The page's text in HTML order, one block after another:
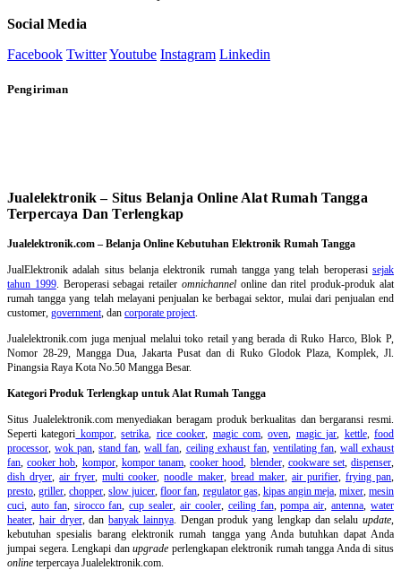
Social Media
Facebook TwitterYoutube Instagram Linkedin
Pengiriman
Jualelektronik – Situs Belanja Online Alat Rumah Tangga
Terpercaya Dan Terlengkap
Jualelektronik.com – Belanja Online Kebutuhan Elektronik Rumah Tangga
JualElektronik adalah situs belanja elektronik rumah tanggayang telah beroperasisejak
tahun 1999. Beroperasi sebagai retaileromnichannel online dan ritel produk-produk alat
rumah tangga yang telah melayani penjualan ke berbagai sektor, mulai dari penjualan end
customer, government, dan corporate project.
Jualelektronik.com juga menjual melalui toko retail yang berada di Ruko Harco, Blok P,
Nomor 28-29, Mangga Dua, Jakarta Pusat dan di Ruko Glodok Plaza, Komplek, Jl.
Pinangsia Raya Kota No.50 Mangga Besar.
Kategori Produk Terlengkap untuk Alat Rumah Tangga
Situs Jualelektronik.com menyediakan beragam produk berkualitas dan bergaransi resmi.
Seperti kategori kompor,setrika, rice cooker, magic com,oven, magic jar, kettle,food
processor,wok pan,stand fan,wall fan, ceiling exhaust fan, ventilating fan, wall exhaust
fan,cooker hob, kompor, kompor tanam,cooker hood, blender, cookware set,dispenser,
dish dryer,air fryer,multi cooker,noodle maker, bread maker, air purifier, frying pan,
presto,griller,chopper,slow juicer,floor fan, regulator gas, kipas angin meja, mixer,mesin
cuci, auto fan, sirocco fan,cup sealer,air cooler, ceiling fan,pompa air,antenna,water
heater, hair dryer, dan banyak lainnya. Dengan produk yang lengkap dan selalu update,
kebutuhan spesialis barang elektronik rumah tangga yang Anda butuhkan dapat Anda
jumpai segera. Lengkapi danupgrade perlengkapan elektronik rumah tangga Anda di situs
online terpercaya Jualelektronik.com.